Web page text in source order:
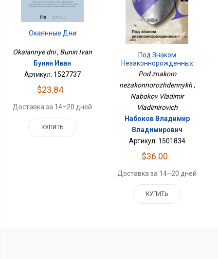
Окаянные Дни
Okaiannye dni , Bunin Ivan
Бунин Иван
Артикул: 1527737
$23.84
Доставка за 14–20 дней
КУПИТЬ
Под Знаком
Незаконнорожденных
Pod znakom
nezakonnorozhdennykh ,
Nabokov Vladimir
Vladimirovich
Набоков Владимир
Владимирович
Артикул: 1501834
$36.00
Доставка за 14–20 дней
КУПИТЬ